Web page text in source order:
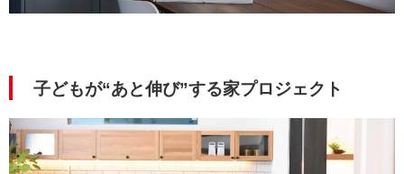
子どもが“あと伸び”する家プロジェクト